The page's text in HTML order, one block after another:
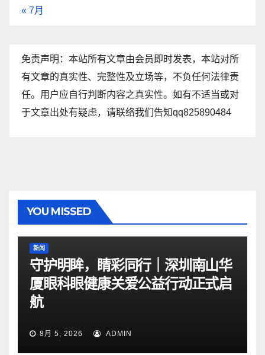
« 7月
免责声明：本站所有文章由会员即时发表，本站对所
有文章的真实性、完整性及立场等，不负任何法律责
任。用户应自行判断内容之真实性。如有不适当或对
于文章出处有疑虑，请联络我们告知qq825890484
YOU MISSED
新闻
守护明眸，睛彩同行｜深圳南山华
厦眼科眼健康关爱公益行动正式启
航
8月 5, 2026 ADMIN